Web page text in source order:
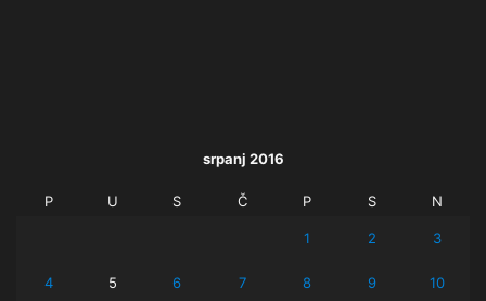
srpanj 2016
P U S Č P S N
1 2 3
4 5 6 7 8 9 10